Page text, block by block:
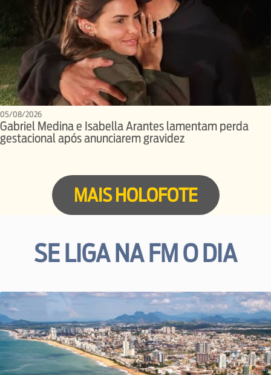
05/08/2026
Gabriel Medina e Isabella Arantes lamentam perda
gestacional após anunciarem gravidez
MAIS HOLOFOTE
SE LIGA NA FM O DIA